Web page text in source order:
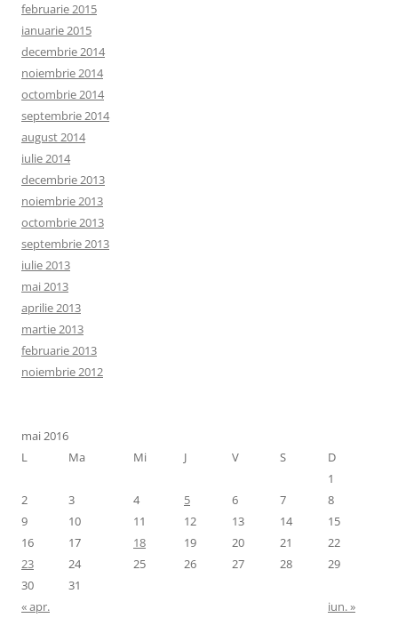
februarie 2015
ianuarie 2015
decembrie 2014
noiembrie 2014
octombrie 2014
septembrie 2014
august 2014
iulie 2014
decembrie 2013
noiembrie 2013
octombrie 2013
septembrie 2013
iulie 2013
mai 2013
aprilie 2013
martie 2013
februarie 2013
noiembrie 2012
mai 2016
L
Ma Mi J V S
D
1
2
3 4 5 6 7
8
9
10 11 12 13 14
15
16
17 18 19 20 21
22
23
24 25 26 27 28
29
30
31
« apr.
iun. »